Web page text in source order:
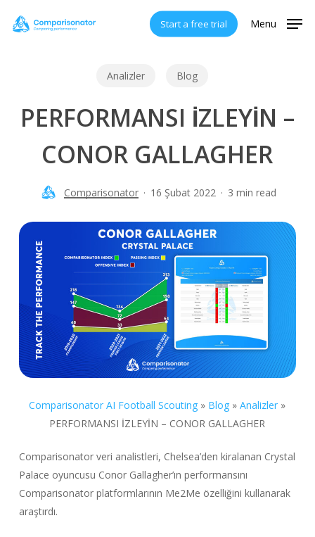
Start a free trial Menu
Analizler Blog
PERFORMANSI İZLEYİN –
CONOR GALLAGHER
Comparisonator 16 Şubat 2022 3 min read
Comparisonator AI Football Scouting » Blog »Analizler »
PERFORMANSI İZLEYİN – CONOR GALLAGHER
Comparisonator veri analistleri, Chelsea’den kiralanan Crystal
Palace oyuncusu Conor Gallagher’ın performansını
Comparisonator platformlarının Me2Me özelliğini kullanarak
araştırdı.